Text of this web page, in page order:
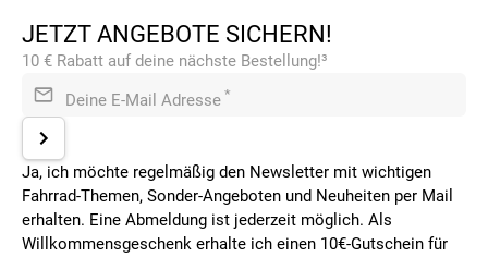
JETZT ANGEBOTE SICHERN!
10 € Rabatt auf deine nächste Bestellung!³
Deine E-Mail Adresse *
Ja, ich möchte regelmäßig den Newsletter mit wichtigen
Fahrrad-Themen, Sonder-Angeboten und Neuheiten per Mail
erhalten. Eine Abmeldung ist jederzeit möglich. Als
Willkommensgeschenk erhalte ich einen 10€-Gutschein für